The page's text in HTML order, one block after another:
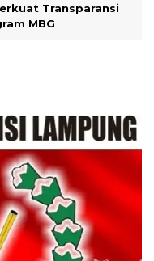
Transparansi
MBG